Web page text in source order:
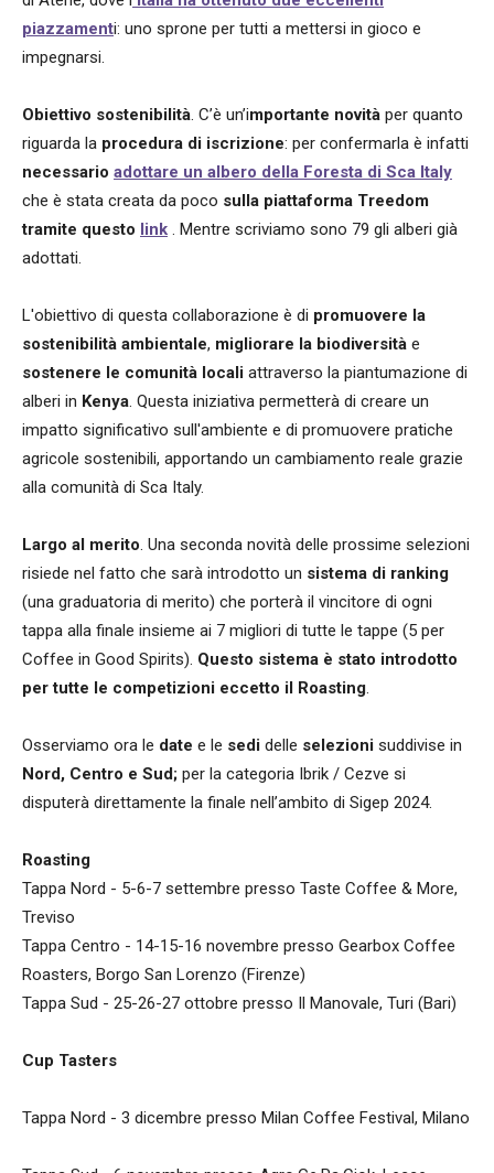
piazzamenti: uno sprone per tutti a mettersi in gioco e
impegnarsi.
Obiettivo sostenibilità. C’è un’importante novità per quanto
riguarda la procedura di iscrizione: per confermarla è infatti
necessario adottare un albero della Foresta di Sca Italy
che è stata creata da poco sulla piattaforma Treedom
tramite questo link . Mentre scriviamo sono 79 gli alberi già
adottati.
L'obiettivo di questa collaborazione è di promuovere la
sostenibilità ambientale, migliorare la biodiversità e
sostenere le comunità locali attraverso la piantumazione di
alberi in Kenya. Questa iniziativa permetterà di creare un
impatto significativo sull'ambiente e di promuovere pratiche
agricole sostenibili, apportando un cambiamento reale grazie
alla comunità di Sca Italy.
Largo al merito. Una seconda novità delle prossime selezioni
risiede nel fatto che sarà introdotto un sistema di ranking
(una graduatoria di merito) che porterà il vincitore di ogni
tappa alla finale insieme ai 7 migliori di tutte le tappe (5 per
Coffee in Good Spirits). Questo sistema è stato introdotto
per tutte le competizioni eccetto il Roasting.
Osserviamo ora le date e le sedi delle selezioni suddivise in
Nord, Centro e Sud; per la categoria Ibrik / Cezve si
disputerà direttamente la finale nell’ambito di Sigep 2024.
Roasting
Tappa Nord - 5-6-7 settembre presso Taste Coffee & More,
Treviso
Tappa Centro - 14-15-16 novembre presso Gearbox Coffee
Roasters, Borgo San Lorenzo (Firenze)
Tappa Sud - 25-26-27 ottobre presso Il Manovale, Turi (Bari)
Cup Tasters
Tappa Nord - 3 dicembre presso Milan Coffee Festival, Milano